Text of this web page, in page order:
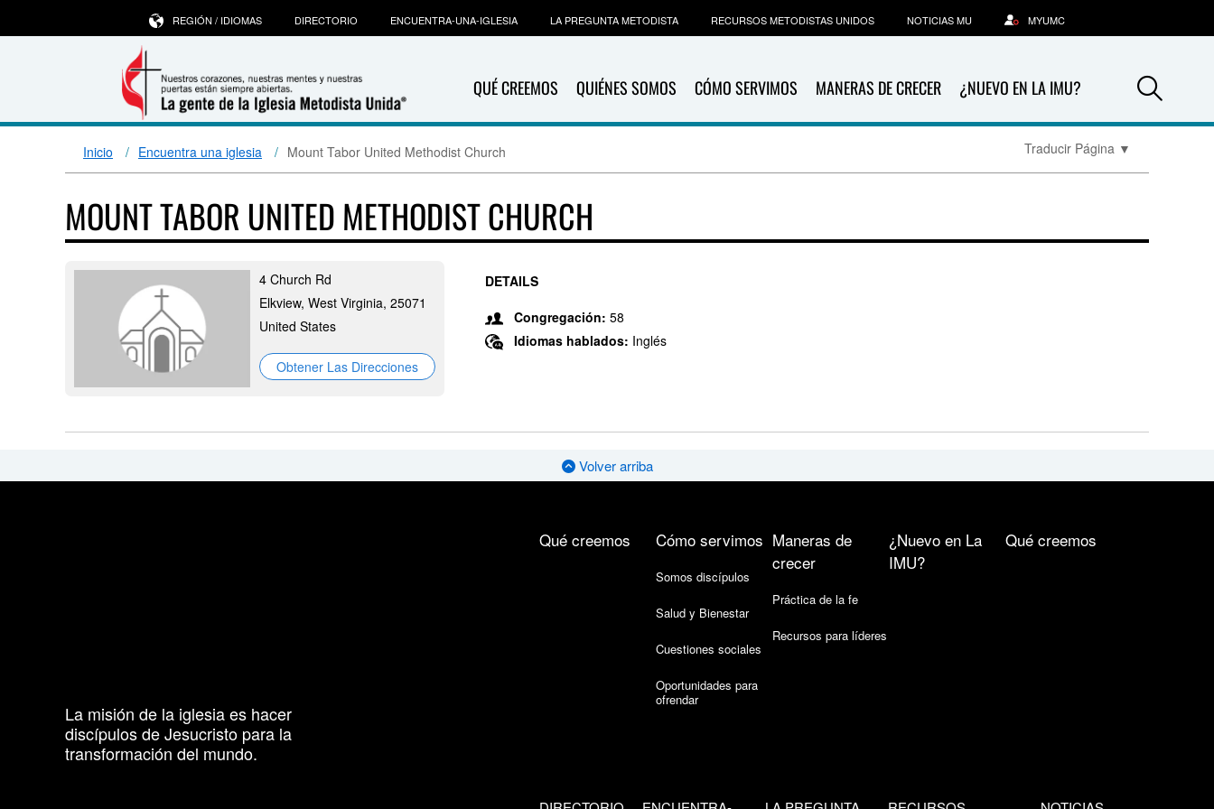
QUÉ CREEMOS QUIÉNES SOMOS CÓMO SERVIMOS MANERAS DE CRECER ¿NUEVO EN LA IMU?
REGIÓN / IDIOMAS DIRECTORIO ENCUENTRA-UNA-IGLESIA LA PREGUNTA METODISTA RECURSOS METODISTAS UNIDOS NOTICIAS MU MYUMC
Inicio Encuentra una iglesia Mount Tabor United Methodist Church Traducir Página ▼
MOUNT TABOR UNITED METHODIST CHURCH
4 Church Rd
Elkview, West Virginia, 25071
United States
Obtener Las Direcciones
DETAILS
Congregación: 58
Idiomas hablados: Inglés
Volver arriba
La misión de la iglesia es hacer
discípulos de Jesucristo para la
transformación del mundo.
Qué creemos Cómo servimos
Somos discípulos
Salud y Bienestar
Cuestiones sociales
Oportunidades para
ofrendar
Maneras de
crecer
Práctica de la fe
Recursos para líderes
¿Nuevo en La
IMU?
Qué creemos